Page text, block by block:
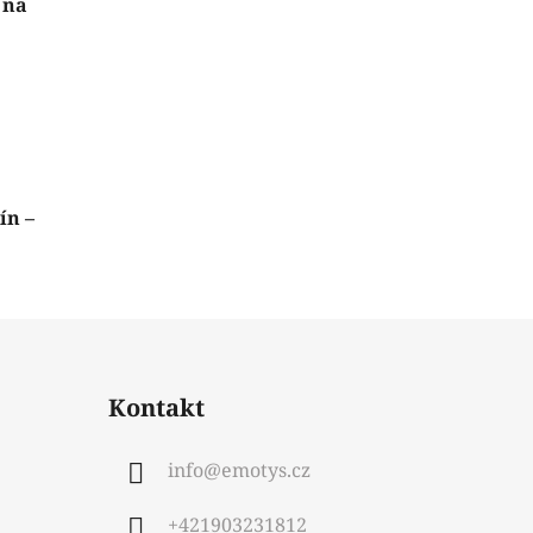
–
Kontakt
info@emotys.cz
+421903231812